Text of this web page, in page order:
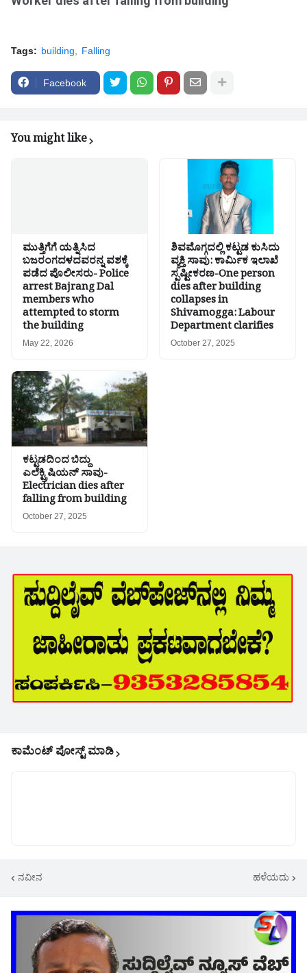
Tags: building Falling
Facebook
You might like
ಮುತ್ತಿಗೆಗೆ ಯತ್ನಿಸಿದ
ಬಜರಂಗದಳದವರನ್ನ ವಶಕ್ಕೆ
ಪಡೆದ ಪೊಲೀಸರು- Police
arrest Bajrang Dal
members who
attempted to storm
the building
May 22, 2026
ಶಿವಮೊಗ್ಗದಲ್ಲಿ ಕಟ್ಟಡ ಕುಸಿದು
ವ್ಯಕ್ತಿ ಸಾವು: ಕಾರ್ಮಿಕ ಇಲಾಖೆ
ಸ್ಪಷ್ಟೀಕರಣ-One person
dies after building
collapses in
Shivamogga: Labour
Department clarifies
October 27, 2025
ಕಟ್ಟಡದಿಂದ ಬಿದ್ದು
ಎಲೆಕ್ಟ್ರಿಷಿಯನ್ ಸಾವು-
Electrician dies after
falling from building
October 27, 2025
ಕಾಮೆಂಟ್‌‌ ಪೋಸ್ಟ್‌ ಮಾಡಿ
ನವೀನ ಹಳೆಯದು